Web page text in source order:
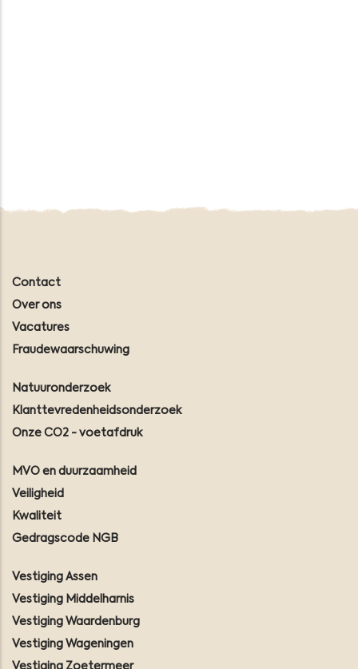
Contact
Over ons
Vacatures
Fraudewaarschuwing
Natuuronderzoek
Klanttevredenheidsonderzoek
Onze CO2 - voetafdruk
MVO en duurzaamheid
Veiligheid
Kwaliteit
Gedragscode NGB
Vestiging Assen
Vestiging Middelharnis
Vestiging Waardenburg
Vestiging Wageningen
Vestiging Zoetermeer